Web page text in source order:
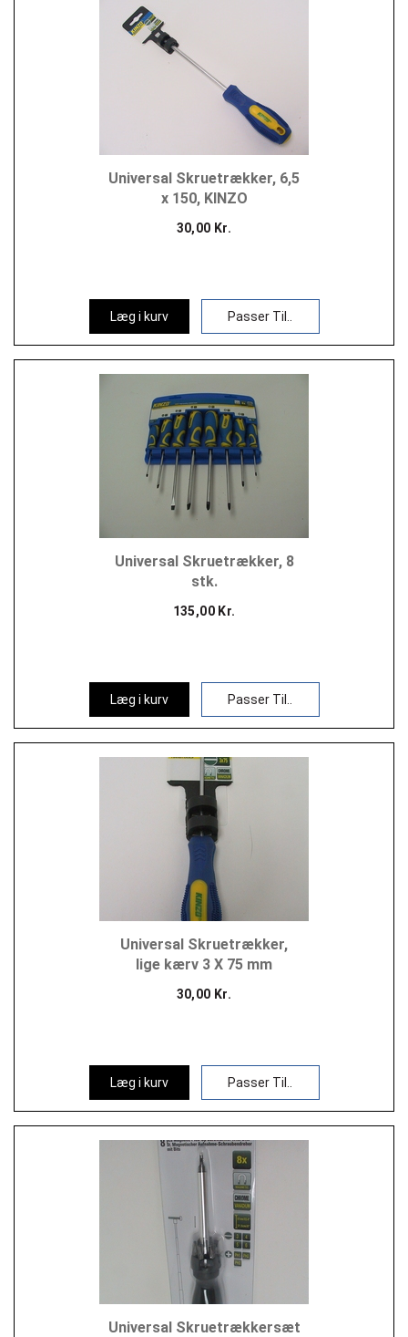
Universal Skruetrækker, 6,5
x 150, KINZO
30,00 Kr.
Læg i kurv Passer Til..
Universal Skruetrækker, 8
stk.
135,00 Kr.
Læg i kurv Passer Til..
Universal Skruetrækker,
lige kærv 3 X 75 mm
30,00 Kr.
Læg i kurv Passer Til..
Universal Skruetrækkersæt